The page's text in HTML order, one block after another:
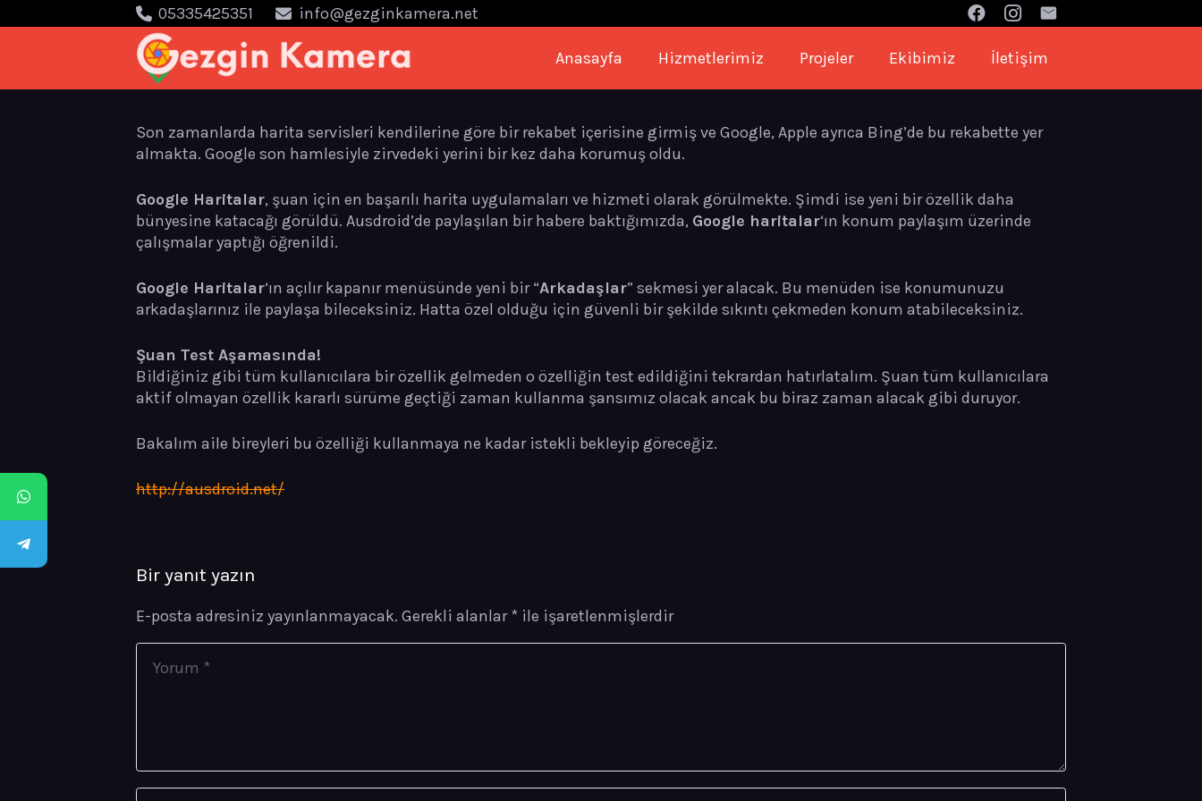
05335425351 info@gezginkamera.net
Anasayfa Hizmetlerimiz Projeler Ekibimiz İletişim
Son zamanlarda harita servisleri kendilerine göre bir rekabet içerisine girmiş ve Google, Apple ayrıca Bing’de bu rekabette yer
almakta. Google son hamlesiyle zirvedeki yerini bir kez daha korumuş oldu.
Google Haritalar, şuan için en başarılı harita uygulamaları ve hizmeti olarak görülmekte. Şimdi ise yeni bir özellik daha
bünyesine katacağı görüldü. Ausdroid’de paylaşılan bir habere baktığımızda, Google haritalar‘ın konum paylaşım üzerinde
çalışmalar yaptığı öğrenildi.
Google Haritalar‘ın açılır kapanır menüsünde yeni bir “Arkadaşlar” sekmesi yer alacak. Bu menüden ise konumunuzu
arkadaşlarınız ile paylaşa bileceksiniz. Hatta özel olduğu için güvenli bir şekilde sıkıntı çekmeden konum atabileceksiniz.
Şuan Test Aşamasında!
Bildiğiniz gibi tüm kullanıcılara bir özellik gelmeden o özelliğin test edildiğini tekrardan hatırlatalım. Şuan tüm kullanıcılara
aktif olmayan özellik kararlı sürüme geçtiği zaman kullanma şansımız olacak ancak bu biraz zaman alacak gibi duruyor.
Bakalım aile bireyleri bu özelliği kullanmaya ne kadar istekli bekleyip göreceğiz.
http://ausdroid.net/
Bir yanıt yazın
E-posta adresiniz yayınlanmayacak. Gerekli alanlar* ile işaretlenmişlerdir